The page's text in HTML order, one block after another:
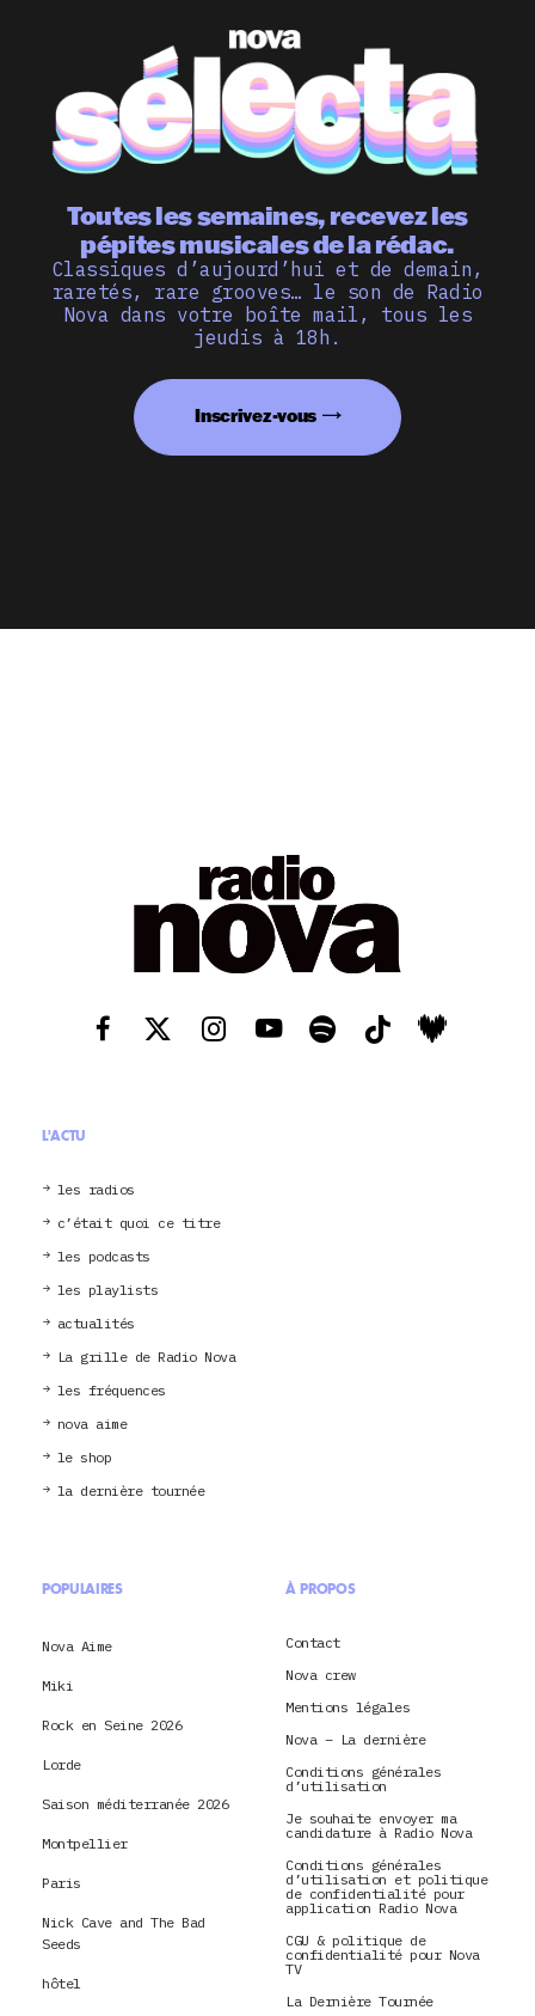
Toutes les semaines, recevez les
pépites musicales de la rédac.
Classiques d’aujourd’hui et de demain,
raretés, rare grooves… le son de Radio
Nova dans votre boîte mail, tous les
jeudis à 18h.
Inscrivez-vous
L'ACTU
les radios
c’était quoi ce titre
les podcasts
les playlists
actualités
La grille de Radio Nova
les fréquences
nova aime
le shop
la dernière tournée
POPULAIRES
Nova Aime
Miki
Rock en Seine 2026
Lorde
Saison méditerranée 2026
Montpellier
Paris
Nick Cave and The Bad
Seeds
hôtel
À PROPOS
Contact
Nova crew
Mentions légales
Nova – La dernière
Conditions générales
d’utilisation
Je souhaite envoyer ma
candidature à Radio Nova
Conditions générales
d’utilisation et politique
de confidentialité pour
application Radio Nova
CGU & politique de
confidentialité pour Nova
TV
La Dernière Tournée